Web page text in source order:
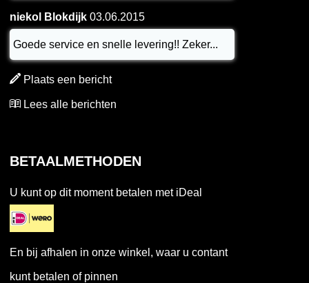
niekol Blokdijk 03.06.2015
Goede service en snelle levering!! Zeker...
Plaats een bericht
Lees alle berichten
BETAALMETHODEN
U kunt op dit moment betalen met iDeal
En bij afhalen in onze winkel, waar u contant
kunt betalen of pinnen